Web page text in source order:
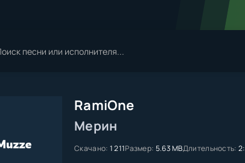
RamiOne
Мерин
Скачано: 1 211Размер: 5.63 MBДлительность: